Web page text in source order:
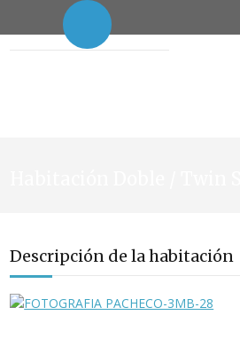
Descripción de la habitación